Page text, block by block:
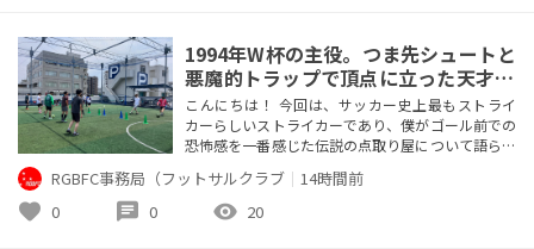
1994年W杯の主役。つま先シュートと
悪魔的トラップで頂点に立った天才19
94年W杯の主役。つま先シュートと悪
魔的トラップで頂点に立った天才
こんにちは！ 今回は、サッカー史上最もストライ
カーらしいストライカーであり、僕がゴール前での
恐怖感を一番感じた伝説の点取り屋について語らせ
994年のアメリカW杯でブラジルを優勝に導き、大
会MVPにも輝いた絶対的エースですね。 練習が大
嫌いでピッチ外での発言や素行も自由すぎる悪童で
RGBFC事務局（フットサルクラブ ｜ 14時間前
favorite 0 chat 0 visibility 20